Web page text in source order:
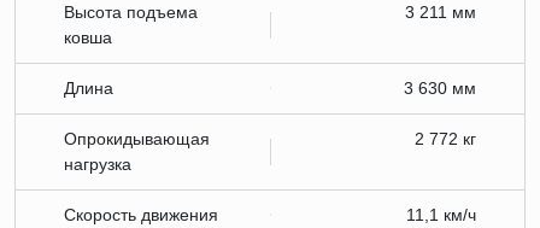
Высота подъема
ковша
3 211 мм
Длина 3 630 мм
Опрокидывающая
нагрузка
2 772 кг
Скорость движения 11,1 км/ч